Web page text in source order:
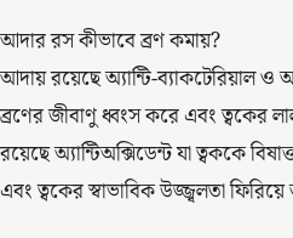
আদার রস কীভাবে ব্রণ কমায়?
আদায় রয়েছে অ্যান্টি-ব্যাকটেরিয়াল ও
ব্রণের জীবাণু ধ্বংস করে এবং ত্বকের
রয়েছে অ্যান্টিঅক্সিডেন্ট যা ত্বককে
এবং ত্বকের স্বাভাবিক উজ্জ্বলতা